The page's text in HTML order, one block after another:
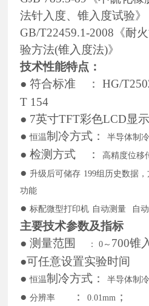
法针入度、锥入度试验》
GB/T22459.1-2008《耐
验方法(锥入度法)》
技术性能特点：
● 符合标准 ： HG/
T 154
● 7英寸TFT彩色LCD显示
● 恒温制冷方式： 半导体制冷
● 检测方式 ： 高精度位移
● 升级后可储存 199组历史数据
功能
● 标配微型打印机 自动测量 自
主要技术参数及指标
● 测量范围 ： 0～ 700锥
●可任意设置实验时间
● 恒温制冷方式： 半导体制冷
● 分辨率 ： 0.01mm ；